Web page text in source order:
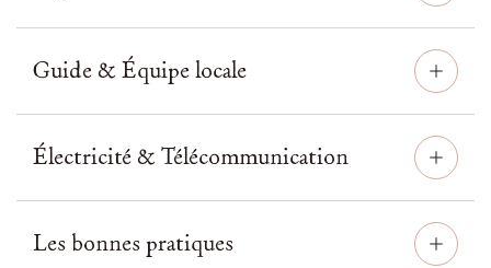
Guide & Équipe locale
Électricité & Télécommunication
Les bonnes pratiques